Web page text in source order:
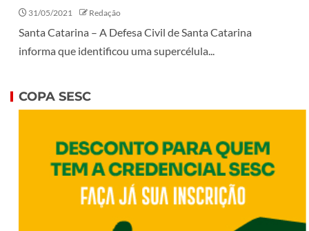
31/05/2021 Redação
Santa Catarina – A Defesa Civil de Santa Catarina
informa que identificou uma supercélula...
COPA SESC